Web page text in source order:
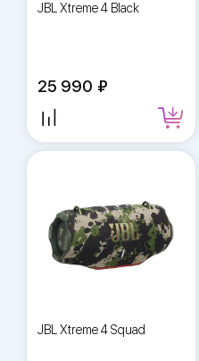
JBL Xtreme 4 Black
25 990
JBL Xtreme 4 Squad